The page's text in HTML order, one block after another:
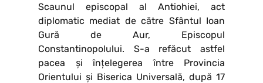
Scaunul episcopal al Antiohiei, act
diplomatic mediat de către Sfântul Ioan
Gură de Aur, Episcopul
Constantinopolului. S-a refăcut astfel
pacea și înțelegerea între Provincia
Orientului și Biserica Universală, după 17